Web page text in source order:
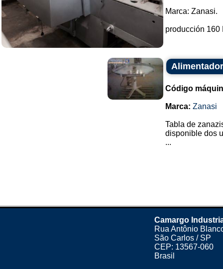
Marca: Zanasi.
producción 160
Código
Marca: Zanasi
Tabla de
disponible dos
...
Camargo
Rua Antônio
São Carlos / SP
CEP: 13567-060
Brasil